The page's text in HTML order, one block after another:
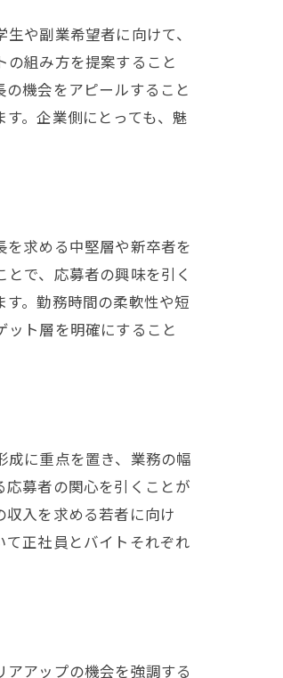
や副業希望者に向けて、
組み方を提案すること
機会をアピールすること
。企業側にとっても、魅
求める中堅層や新卒者を
で、応募者の興味を引く
。勤務時間の柔軟性や短
ト層を明確にすること
に重点を置き、業務の幅
募者の関心を引くことが
入を求める若者に向け
正社員とバイトそれぞれ
アップの機会を強調する